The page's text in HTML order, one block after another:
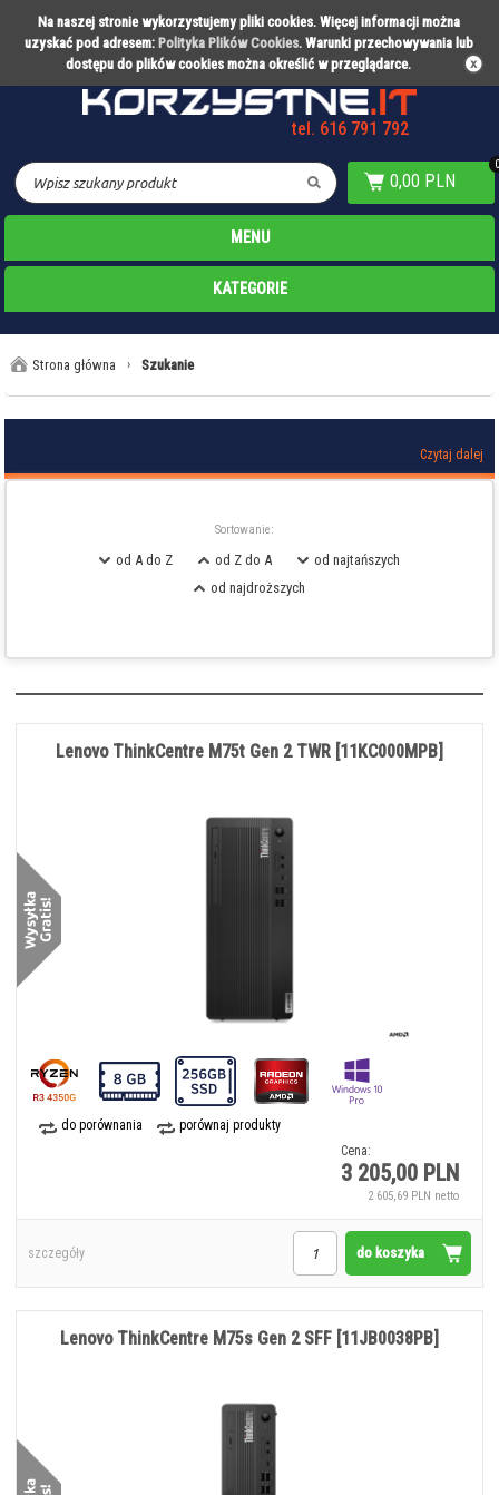
Na naszej stronie wykorzystujemy pliki cookies. Więcej informacji można
uzyskać pod adresem: Polityka Plików Cookies. Warunki przechowywania lub
dostępu do plików cookies można określić w przeglądarce.
Partner technologiczny Warty Poznań
tel. 616 791 792
0,00 PLN
0
MENU
KATEGORIE
Strona główna › Szukanie
Czytaj dalej
Sortowanie:
od A do Z od Z do A
od najtańszych
od najdroższych
do porównania
porównaj produkty
Cena:
3 205,00 PLN
2 605,69 PLN netto
Lenovo ThinkCentre M75t Gen 2 TWR [11KC000MPB]
do koszyka
szczegóły
Lenovo ThinkCentre M75s Gen 2 SFF [11JB0038PB]